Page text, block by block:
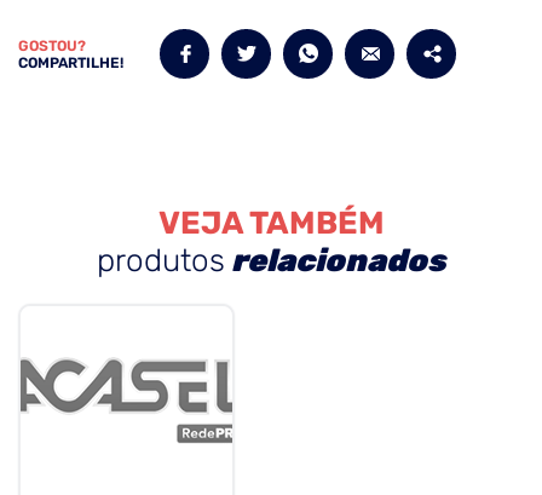
GOSTOU?
COMPARTILHE!
VEJA TAMBÉM
produtos relacionados